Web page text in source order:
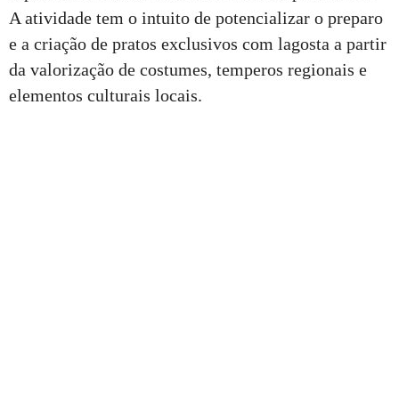
A atividade tem o intuito de potencializar o preparo
e a criação de pratos exclusivos com lagosta a partir
da valorização de costumes, temperos regionais e
elementos culturais locais.